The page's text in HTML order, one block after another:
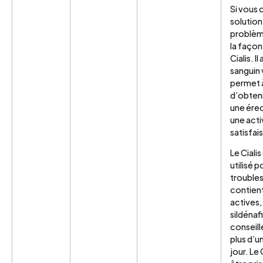
Si vous
la
Cialis. Il
sanguin
permet
une
une
Le
utilisé
actives,
plus
jour. Le